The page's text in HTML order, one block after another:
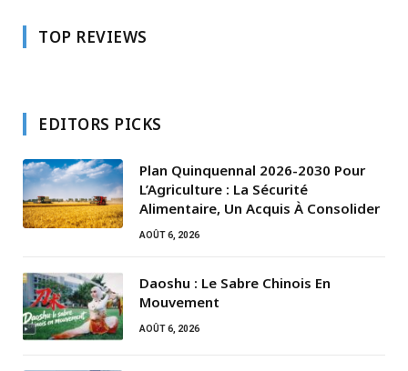
TOP REVIEWS
EDITORS PICKS
Plan Quinquennal 2026-2030 Pour
L’Agriculture : La Sécurité
Alimentaire, Un Acquis À Consolider
AOÛT 6, 2026
Daoshu : Le Sabre Chinois En
Mouvement
AOÛT 6, 2026